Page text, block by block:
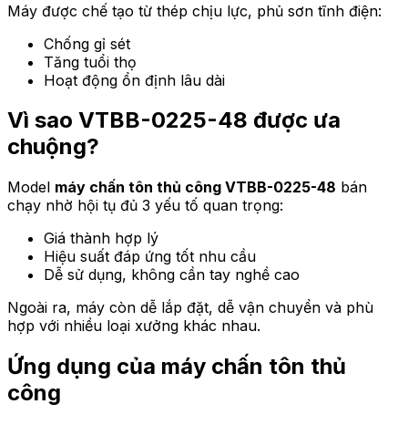
Máy được chế tạo từ thép chịu lực, phủ sơn tĩnh điện:
Chống gỉ sét
Tăng tuổi thọ
Hoạt động ổn định lâu dài
Vì sao VTBB-0225-48 được ưa
chuộng?
Model máy chấn tôn thủ công VTBB-0225-48 bán
chạy nhờ hội tụ đủ 3 yếu tố quan trọng:
Giá thành hợp lý
Hiệu suất đáp ứng tốt nhu cầu
Dễ sử dụng, không cần tay nghề cao
Ngoài ra, máy còn dễ lắp đặt, dễ vận chuyển và phù
hợp với nhiều loại xưởng khác nhau.
Ứng dụng của máy chấn tôn thủ
công